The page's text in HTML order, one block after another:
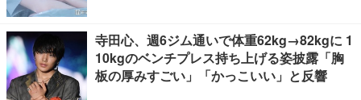
寺田心、週6ジム通いで体重62kg→82kgに 1
10kgのベンチプレス持ち上げる姿披露「胸
板の厚みすごい」「かっこいい」と反響